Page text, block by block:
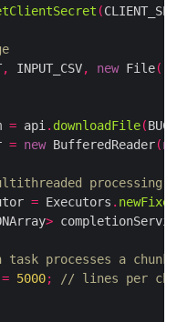
(
, INPUT_CSV, new File(
= api . downloadFile(
= new BufferedReader(
processing
= Executors .
>
task processes a
= 5000;
// lines per